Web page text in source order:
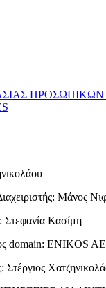
Μάνος
Στεφανία Κασίμη
domain: ENIKOS AE
Στέργιος